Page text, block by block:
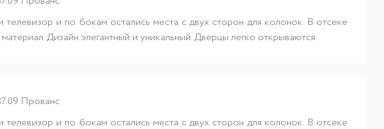
и по бокам остались места с двух сторон для колонок. В отсеке
Дизайн элегантный и уникальный. Дверцы легко открываются.
Прованс
и по бокам остались места с двух сторон для колонок. В отсеке